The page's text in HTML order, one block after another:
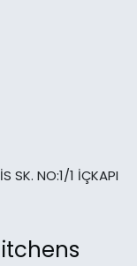
SK. NO:1/1 İÇKAPI